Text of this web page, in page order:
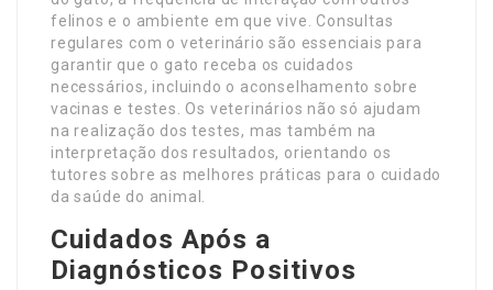
felinos e o ambiente em que vive. Consultas
regulares com o veterinário são essenciais para
garantir que o gato receba os cuidados
necessários, incluindo o aconselhamento sobre
vacinas e testes. Os veterinários não só ajudam
na realização dos testes, mas também na
interpretação dos resultados, orientando os
tutores sobre as melhores práticas para o cuidado
da saúde do animal.
Cuidados Após a
Diagnósticos Positivos